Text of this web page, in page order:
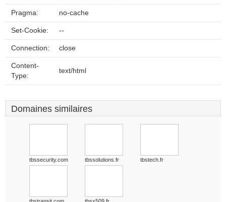
Pragma: no-cache
Set-Cookie: --
Connection: close
Content-
Type:
text/html
Domaines similaires
tbssecurity.com tbssolutions.fr tbstech.fr